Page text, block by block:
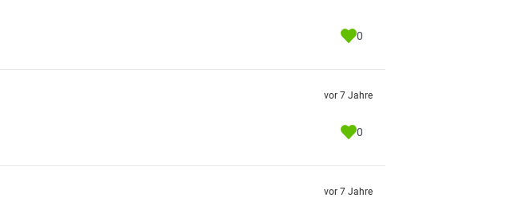
0
vor 7 Jahre
0
vor 7 Jahre